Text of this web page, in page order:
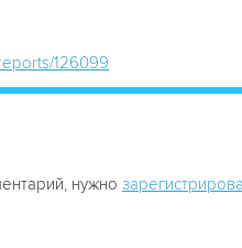
126099
нужно